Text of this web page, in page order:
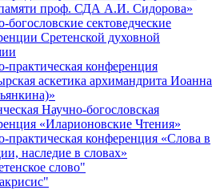
проф. СДА А.И. Сидорова»
богословские сектоведческие
Сретенской духовной
практическая конференция
аскетика архимандрита Иоанна
Научно-богословская
«Иларионовские Чтения»
практическая конференция «Cлова в
наследие в словах»
слово"